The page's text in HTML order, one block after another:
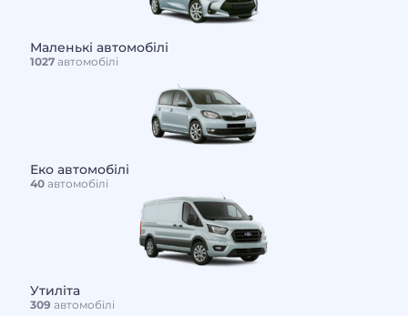
Маленькі автомобілі
1027автомобілі
Еко автомобілі
40автомобілі
Утиліта
309 автомобілі